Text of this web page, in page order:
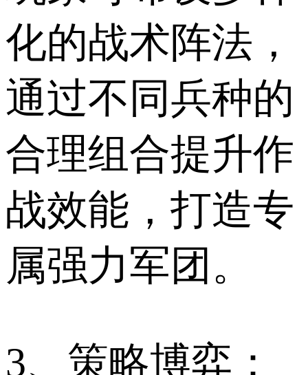
化的战术阵法，
通过不同兵种的
合理组合提升作
战效能，打造专
属强力军团。
3、策略博弈：